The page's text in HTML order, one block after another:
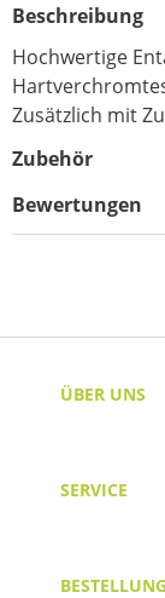
Beschreibung
Hochwertige
Zusätzlich mit
Zubehör
Bewertungen
ÜBER UNS
SERVICE